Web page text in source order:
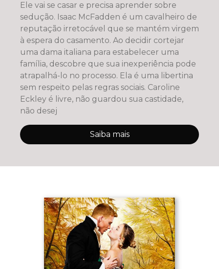
Ele vai se casar e precisa aprender sobre
sedução. Isaac McFadden é um cavalheiro de
reputação irretocável que se mantém virgem
à espera do casamento. Ao decidir cortejar
uma dama italiana para estabelecer uma
família, descobre que sua inexperiência pode
atrapalhá-lo no processo. Ela é uma libertina
sem respeito pelas regras sociais. Caroline
Eckley é livre, não guardou sua castidade,
não desej
Saiba mais